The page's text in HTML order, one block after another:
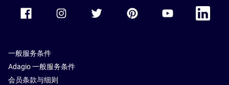
Accor Facebook Accor TwitterAccor PinterestAccor Youtube
Accor
一般服务条件
Adagio 一般服务条件
会员条款与细则